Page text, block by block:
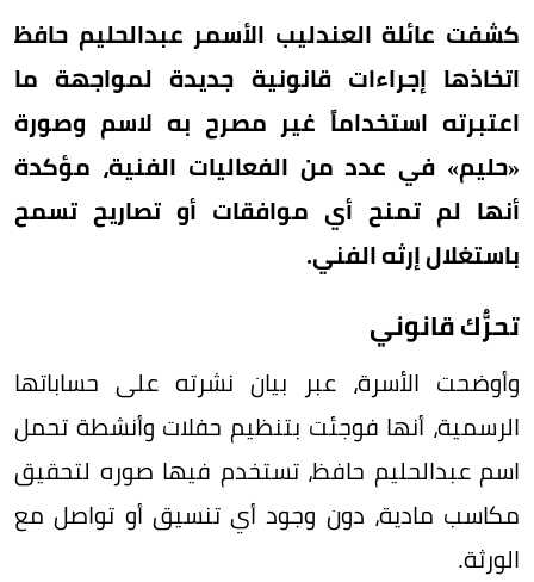
كشفت عائلة العندليب الأسمر عبدالحليم حافظ
اتخاذها إجراءات قانونية جديدة لمواجهة ما
اعتبرته استخداماً غير مصرح به لاسم وصورة
«حليم» في عدد من الفعاليات الفنية، مؤكدة
أنها لم تمنح أي موافقات أو تصاريح تسمح
باستغلال إرثه الفني.
تحرُّك قانوني
وأوضحت الأسرة، عبر بيان نشرته على حساباتها
الرسمية، أنها فوجئت بتنظيم حفلات وأنشطة تحمل
اسم عبدالحليم حافظ، تستخدم فيها صوره لتحقيق
مكاسب مادية، دون وجود أي تنسيق أو تواصل مع
الورثة.